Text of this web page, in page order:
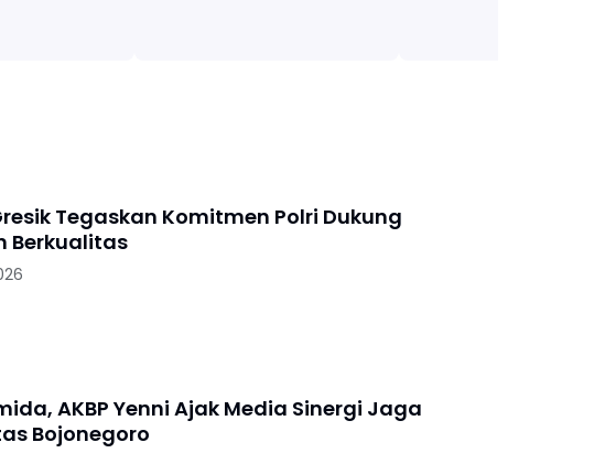
Tegaskan Komitmen Polri Dukung
Berkualitas
AKBP Yenni Ajak Media Sinergi Jaga
Bojonegoro